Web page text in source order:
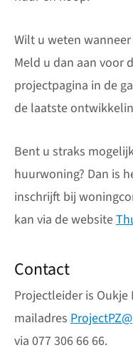
Wilt u weten
Meld u dan aan voor
projectpagina in de
de laatste
Bent u straks
huurwoning? Dan is
inschrijft bij
kan via de website
Contact
Projectleider is Oukje
mailadres ProjectPZ@
via 077 306 66 66.